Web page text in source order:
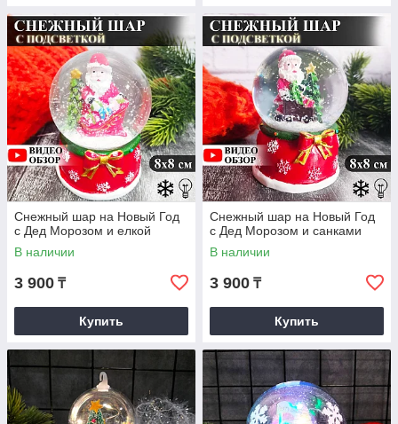
Снежный шар на Новый Год
с Дед Морозом и елкой
В наличии
3 900 ₸
Купить
Снежный шар на Новый Год
с Дед Морозом и санками
В наличии
3 900 ₸
Купить